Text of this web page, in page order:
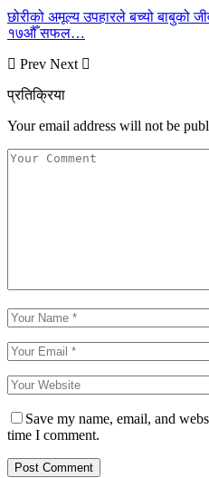
छोरीको अमूल्य उपहारले बच्यो बाबुको
१७औँ सफल…
Prev Next
प्रतिक्रिया
Your email address will not be
Save my name, email, and
time I comment.